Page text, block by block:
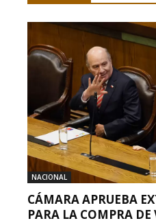
NACIONAL
CÁMARA APRUEBA
PARA LA COMPRA